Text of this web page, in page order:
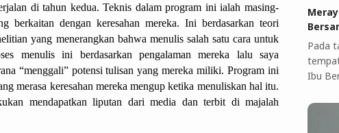
di tahun kedua. Teknis dalam program ini ialah masing-
berkaitan dengan keresahan mereka. Ini berdasarkan teori
yang menerangkan bahwa menulis salah satu cara untuk
menulis ini berdasarkan pengalaman mereka lalu saya
“menggali” potensi tulisan yang mereka miliki. Program ini
merasa keresahan mereka mengup ketika menuliskan hal itu.
mendapatkan liputan dari media dan terbit di majalah
Pada
Ibu